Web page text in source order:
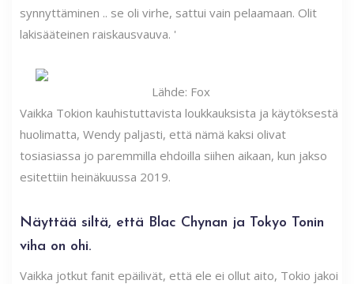
synnyttäminen .. se oli virhe, sattui vain pelaamaan. Olit
lakisääteinen raiskausvauva. '
Lähde: Fox
Vaikka Tokion kauhistuttavista loukkauksista ja käytöksestä
huolimatta, Wendy paljasti, että nämä kaksi olivat
tosiasiassa jo paremmilla ehdoilla siihen aikaan, kun jakso
esitettiin heinäkuussa 2019.
Näyttää siltä, ​​että Blac Chynan ja Tokyo Tonin
viha on ohi.
Vaikka jotkut fanit epäilivät, että ele ei ollut aito, Tokio jakoi